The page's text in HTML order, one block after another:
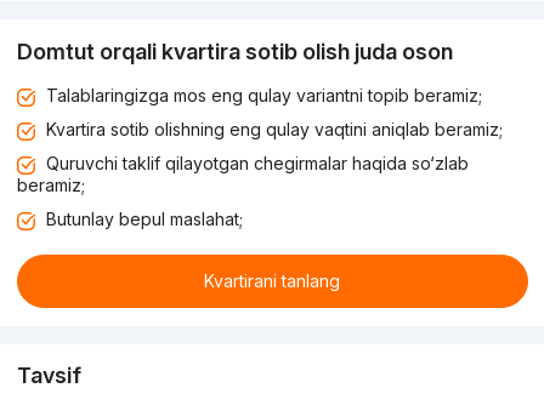
Domtut orqali kvartira sotib olish juda oson
Talablaringizga mos eng qulay variantni topib beramiz;
Kvartira sotib olishning eng qulay vaqtini aniqlab beramiz;
Quruvchi taklif qilayotgan chegirmalar haqida so‘zlab
beramiz;
Butunlay bepul maslahat;
Kvartirani tanlang
Tavsif